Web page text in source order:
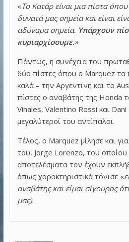
«Το Κατάρ είναι μια πίστα
δυνατά μας σημεία και είναι
αδύναμα σημεία. Υπάρχουν
κυριαρχίσουμε.»
Πάντως, η συνέχεια του
δύο πίστες όπου ο Marquez τα
καλά – την Αργεντινή και το
πίστες ο αναβάτης της Honda
Vinales, Valentino Rossi και Dani
μεγαλύτεροί του αντίπαλοι.
Τέλος, ο Marquez μίλησε και
του, Jorge Lorenzo, του οποίου
αποτελέσματα τον έχουν
όπως χαρακτηριστικά τόνισε «
αναβάτης και είμαι σίγουρος
μας).